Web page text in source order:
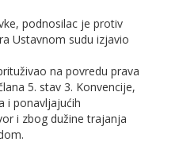
podnosilac je protiv
Ustavnom sudu izjavio
na povredu prava
5. stav 3. Konvencije,
i ponavlјajućih
i zbog dužine trajanja